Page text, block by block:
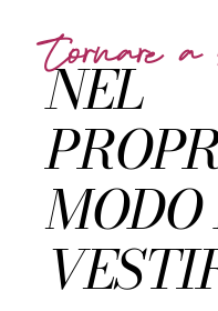
NEL
Tornare a